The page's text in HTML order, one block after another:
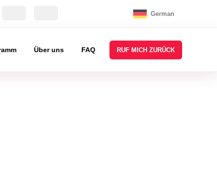
German
Über uns FAQ RUF MICH ZURÜCK